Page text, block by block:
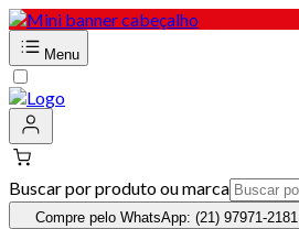
Menu
Buscar por produto ou marca
Compre pelo WhatsApp: (21) 97971-2181